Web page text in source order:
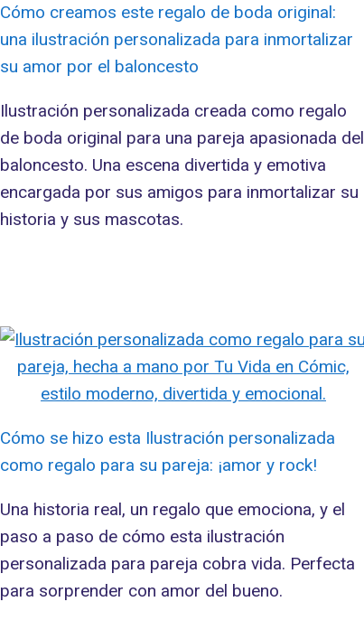
Cómo creamos este regalo de boda original:
una ilustración personalizada para inmortalizar
su amor por el baloncesto
Ilustración personalizada creada como regalo
de boda original para una pareja apasionada del
baloncesto. Una escena divertida y emotiva
encargada por sus amigos para inmortalizar su
historia y sus mascotas.
Cómo se hizo esta Ilustración personalizada
como regalo para su pareja: ¡amor y rock!
Una historia real, un regalo que emociona, y el
paso a paso de cómo esta ilustración
personalizada para pareja cobra vida. Perfecta
para sorprender con amor del bueno.